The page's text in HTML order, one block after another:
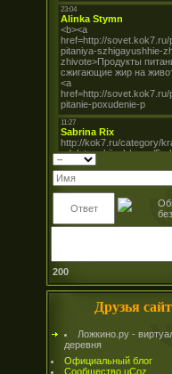
200
Друзья
Ложкино.ру -
деревня
Официальный блог
Сообщество uCoz